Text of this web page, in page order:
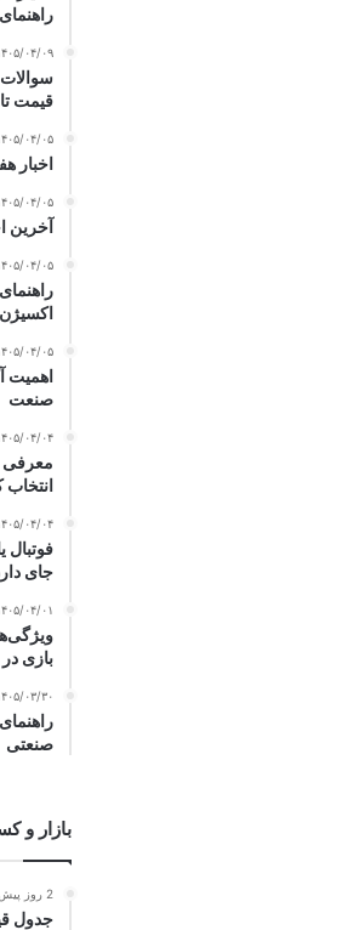
۱۴۰۵/۰۴/
قیمت
۱۴۰۵/۰۴/
اخبار
۱۴۰۵/۰۴/
آخرین
۱۴۰۵/۰۴/
۱۴۰۵/۰۴/
اهمیت
صنعت
۱۴۰۵/۰۴/
معرفی
انتخاب
۱۴۰۵/۰۴/
فوتبال
جای
۱۴۰۵/۰۴/
بازی
۱۴۰۵/۰۳/
صنعتی
بازار و
2 روز پیش
جدول